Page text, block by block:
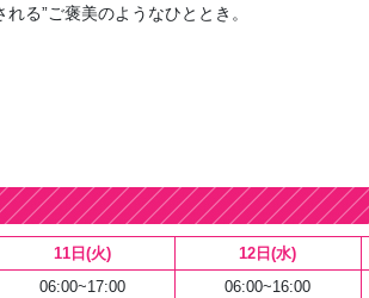
る”ご褒美のようなひととき。
11日(火)
06:00~17:00
12日(水)
06:00~16:00